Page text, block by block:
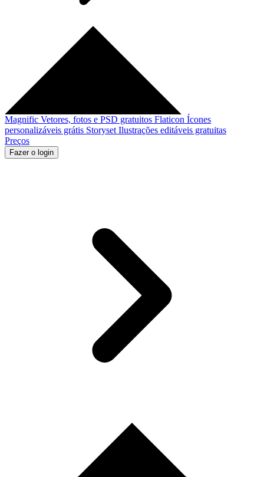
Magnific Vetores, fotos e PSD gratuitos Flaticon Ícones
personalizáveis grátis Storyset Ilustrações editáveis gratuitas
Preços
Fazer o login